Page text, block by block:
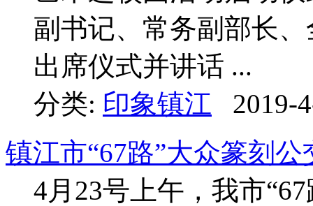
副书记、常务副部长
出席仪式并讲话 ...
分类: 印象镇江
2019-
镇江市“67路”大众篆刻
4月23号上午，我市